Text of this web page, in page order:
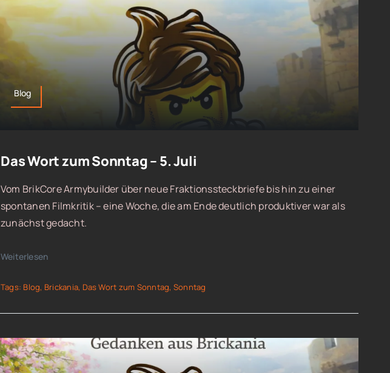
Blog
Das Wort zum Sonntag – 5. Juli
Vom BrikCore Armybuilder über neue Fraktionssteckbriefe bis hin zu einer
spontanen Filmkritik – eine Woche, die am Ende deutlich produktiver war als
zunächst gedacht.
Weiterlesen
Tags: Blog, Brickania, Das Wort zum Sonntag, Sonntag